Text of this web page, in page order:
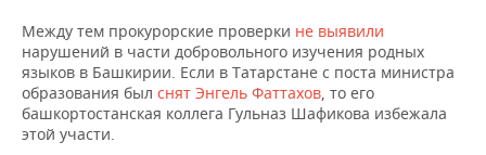
Между тем прокурорские проверки не выявили
нарушений в части добровольного изучения родных
языков в Башкирии. Если в Татарстане с поста министра
образования был снят Энгель Фаттахов, то его
башкортостанская коллега Гульназ Шафикова избежала
этой участи.